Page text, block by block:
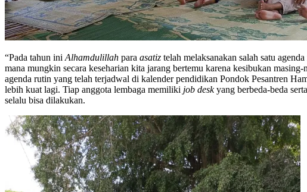
“Pada tahun ini Alhamdulillah para asatiz telah melaksanakan salah satu
mana mungkin secara keseharian kita jarang bertemu karena kesibukan
agenda rutin yang telah terjadwal di kalender pendidikan Pondok Pesantren
lebih kuat lagi. Tiap anggota lembaga memiliki job deskyang berbeda-beda
selalu bisa dilakukan.